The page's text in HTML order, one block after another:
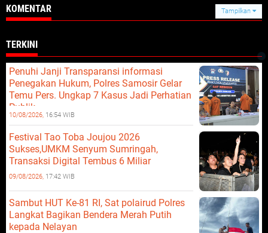
KOMENTAR Tampilkan
TERKINI
Penuhi Janji Transparansi informasi
Penegakan Hukum, Polres Samosir Gelar
Temu Pers. Ungkap 7 Kasus Jadi Perhatian
Publik.
10/08/2026, 16:54 WIB
Festival Tao Toba Joujou 2026
Sukses,UMKM Senyum Sumringah,
Transaksi Digital Tembus 6 Miliar
09/08/2026, 17:42 WIB
Sambut HUT Ke-81 RI, Sat polairud Polres
Langkat Bagikan Bendera Merah Putih
kepada Nelayan